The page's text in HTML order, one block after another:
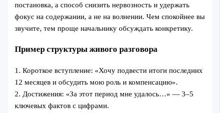
постановка, а способ снизить нервозность и удержать
фокус на содержании, а не на волнении. Чем спокойнее вы
звучите, тем проще начальнику обсуждать конкретику.
Пример структуры живого разговора
1. Короткое вступление: «Хочу подвести итоги последних
12 месяцев и обсудить мою роль и компенсацию».
2. Достижения: «За этот период мне удалось…» — 3–5
ключевых фактов с цифрами.